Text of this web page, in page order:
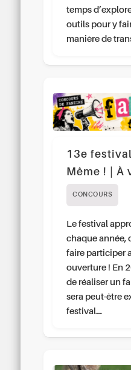
temps
outils pour y
manière de
13e
Même ! | À
CONCOURS
Le festival
chaque année,
faire participer
ouverture ! En
de réaliser un
sera peut-être
festival…